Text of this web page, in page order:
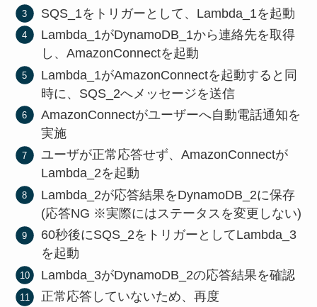
SQS_1をトリガーとして、Lambda_1を起動
Lambda_1がDynamoDB_1から連絡先を取得
し、AmazonConnectを起動
Lambda_1がAmazonConnectを起動すると同
時に、SQS_2へメッセージを送信
AmazonConnectがユーザーへ自動電話通知を
実施
ユーザが正常応答せず、AmazonConnectが
Lambda_2を起動
Lambda_2が応答結果をDynamoDB_2に保存
(応答NG ※実際にはステータスを変更しない)
60秒後にSQS_2をトリガーとしてLambda_3
を起動
Lambda_3がDynamoDB_2の応答結果を確認
正常応答していないため、再度